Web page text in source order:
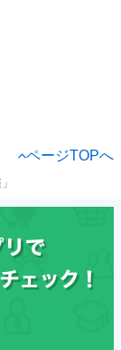
ページTOPへ